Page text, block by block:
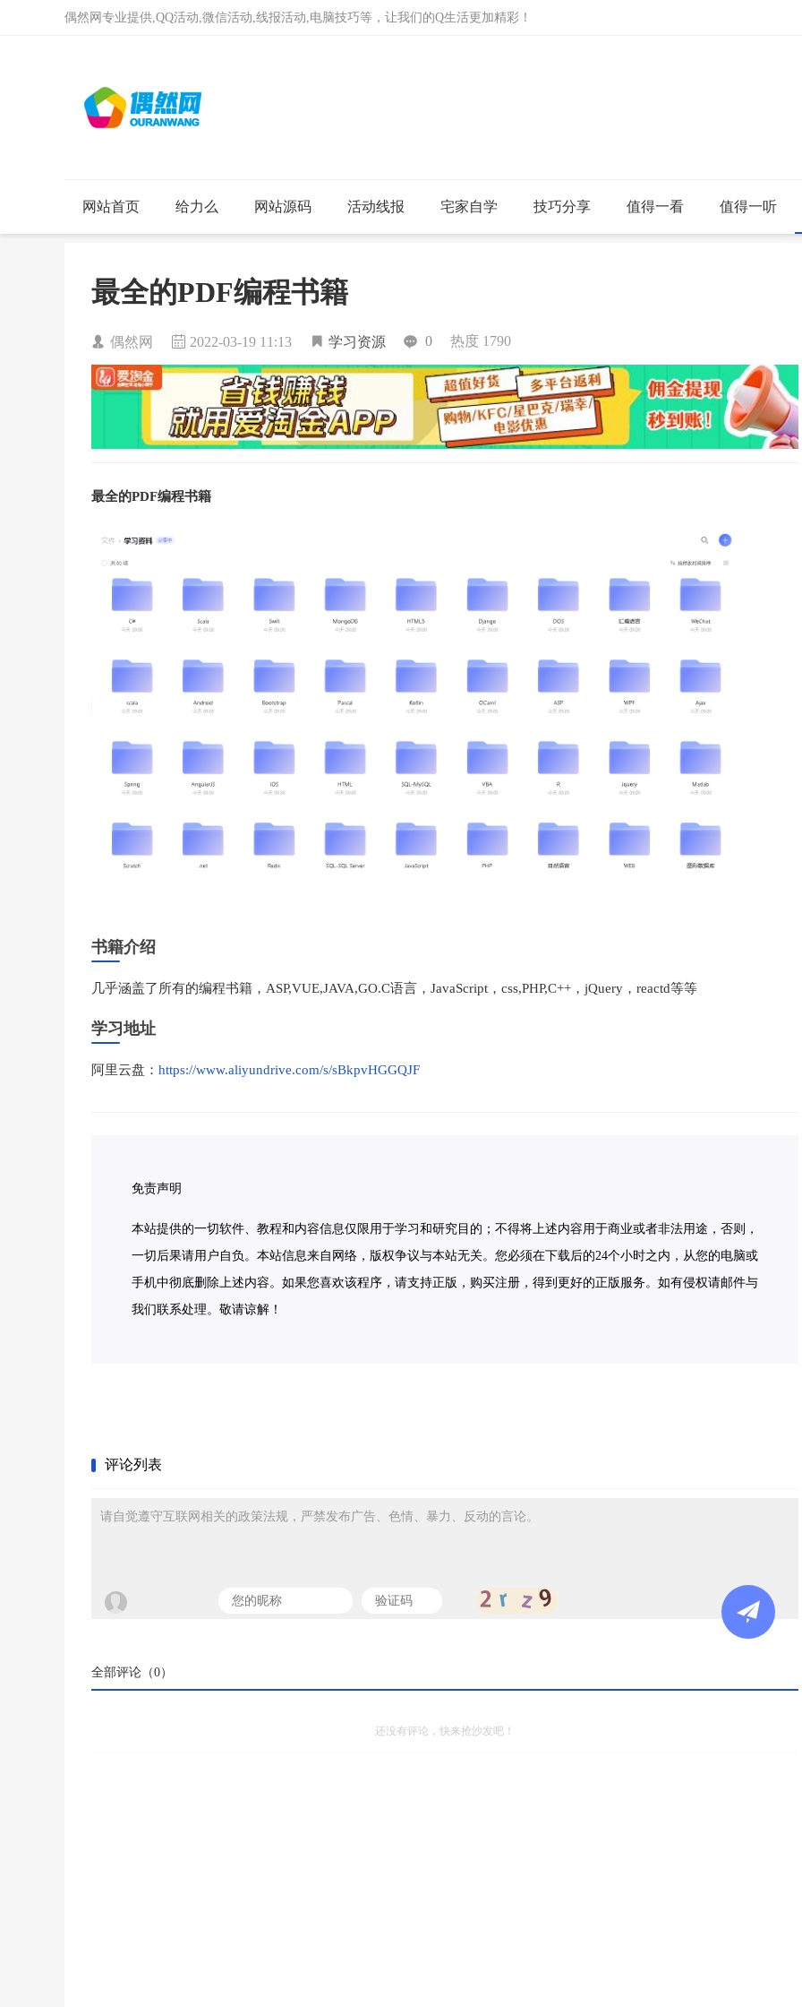
偶然网专业提供,QQ活动,微信活动,线报活动,电脑技巧等，让我们的Q生活更加精彩！
网站首页 给力么 网站源码 活动线报 宅家自学 技巧分享 值得一看 值得一听
最全的PDF编程书籍
偶然网 2022-03-19 11:13 学习资源 0 热度 1790
最全的PDF编程书籍
书籍介绍
几乎涵盖了所有的编程书籍，ASP,VUE,JAVA,GO.C语言，JavaScript，css,PHP,C++，jQuery，reactd等等
学习地址
阿里云盘： https://www.aliyundrive.com/s/sBkpvHGGQJF
免责声明
本站提供的一切软件、教程和内容信息仅限用于学习和研究目的；不得将上述内容用于商业或者非法用途，否则，
一切后果请用户自负。本站信息来自网络，版权争议与本站无关。您必须在下载后的24个小时之内，从您的电脑或
手机中彻底删除上述内容。如果您喜欢该程序，请支持正版，购买注册，得到更好的正版服务。如有侵权请邮件与
我们联系处理。敬请谅解！
评论列表
请自觉遵守互联网相关的政策法规，严禁发布广告、色情、暴力、反动的言论。
全部评论（0）
还没有评论，快来抢沙发吧！